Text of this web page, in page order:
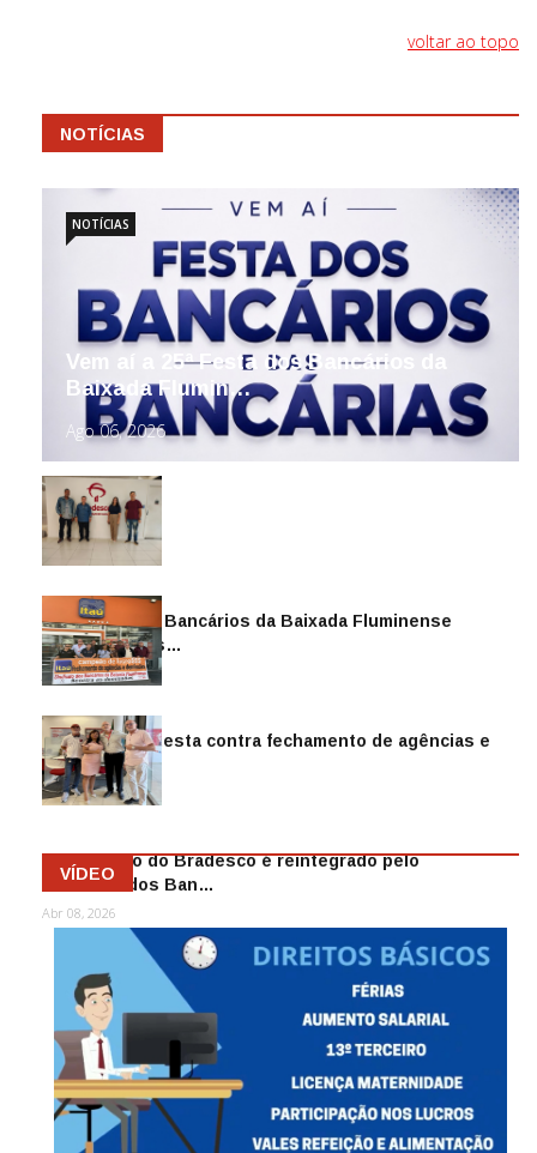
voltar ao topo
NOTÍCIAS
Vem aí a 25ª Festa dos Bancários da
Baixada Flumin…
Ago 06, 2026
NOTÍCIAS
Sindicato dos Bancários da Baixada Fluminense
reintegra mais…
Jul 14, 2026
Sindicato protesta contra fechamento de agências e
as demiss…
Mai 13, 2026
Funcionário do Bradesco é reintegrado pelo
Sindicato dos Ban…
Abr 08, 2026
VÍDEO